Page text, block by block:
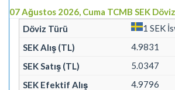
07 Ağustos 2026, Cuma TCMB SEK
1 SEK
4.9831
5.0347
4.9796